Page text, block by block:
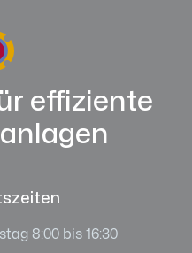
effiziente
8:00 bis 16:30